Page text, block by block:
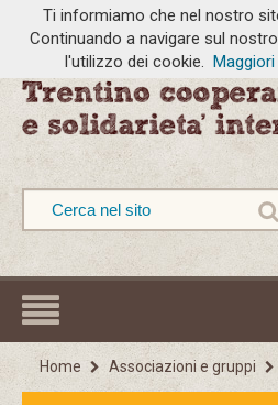
Home Associazioni e gruppi
Ti informiamo che nel nostro
Continuando a navigare sul
l'utilizzo dei cookie.